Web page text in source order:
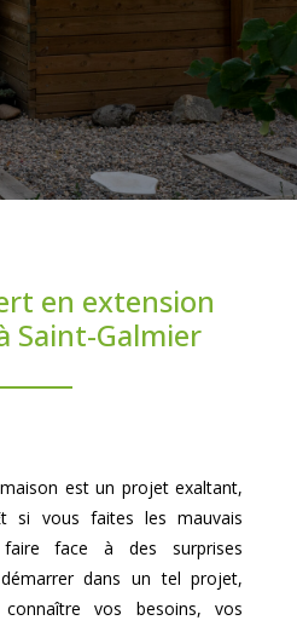
en extension
Saint-Galmier
est un projet exaltant,
si vous faites les mauvais
face à des surprises
dans un tel projet,
vos besoins, vos